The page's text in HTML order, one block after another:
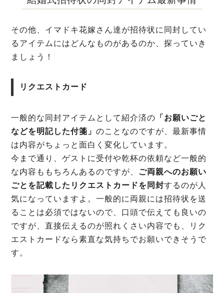
その他、イマドキ花嫁さん達が招待状に同封してい
るアイテムにはどんなものがあるのか、探っていき
ましょう！
リクエストカード
一般的な同封アイテムとして紹介済の 「お願いごと
などを明記した付箋」のことなのですが、最新事情
は内容がちょっと面白く変化しています。
今まで通り、ゲストに受付や乾杯の依頼など一般的
な内容ももちろんあるのですが、 ご両親へのお願い
ごとを記載したリクエストカードを同封するのが人
気になっていますよ。一般的に両親には招待状を送
ることは必須ではないので、口頭で伝えても良いの
ですが、直接伝えるのが照れくさい内容でも、リク
エストカードなら素直な気持ちでお願いできそうで
す。